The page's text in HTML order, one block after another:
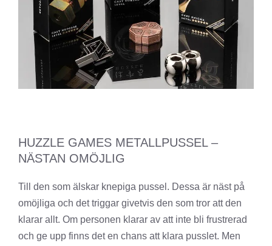
HUZZLE GAMES METALLPUSSEL –
NÄSTAN OMÖJLIG
Till den som älskar knepiga pussel. Dessa är näst på
omöjliga och det triggar givetvis den som tror att den
klarar allt. Om personen klarar av att inte bli frustrerad
och ge upp finns det en chans att klara pusslet. Men